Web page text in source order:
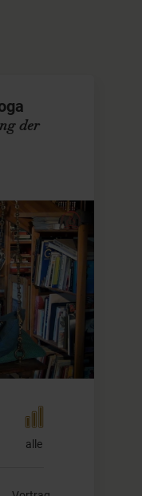
der
Sutra"
sie
Im
stellt
alle